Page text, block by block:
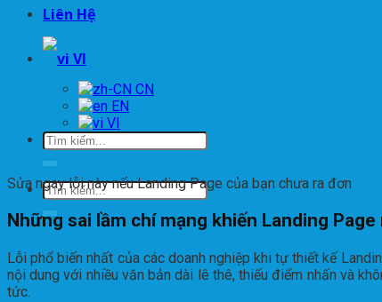
Liên Hệ
VI
EN
VI
Sửa ngay lỗi này nếu Landing Page của bạn chưa ra đơn
Những sai lầm chí mạng khiến Landing
Lỗi phổ biến nhất của các doanh nghiệp khi tự thiết kế
nội dung với nhiều văn bản dài lê thê, thiếu điểm nhấn và
tức.